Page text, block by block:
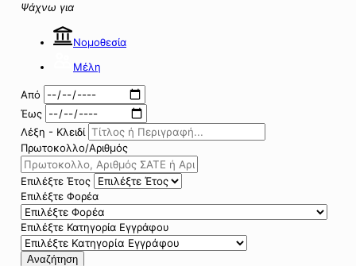
Ψάχνω για
Νομοθεσία
Μέλη
Από
Έως
Λέξη - Κλειδί
Πρωτοκολλο/Αριθμός
Επιλέξτε Έτος
Επιλέξτε Φορέα
Επιλέξτε Κατηγορία Εγγράφου
Αναζήτηση